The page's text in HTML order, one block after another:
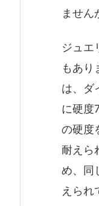
ません
ジュエ
もあり
は、ダ
に硬度
の硬度
耐えら
め、同
えられ